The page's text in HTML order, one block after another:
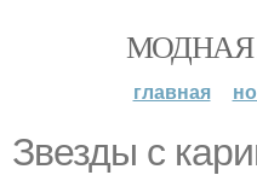
МОДНАЯ
главная
Звезды с